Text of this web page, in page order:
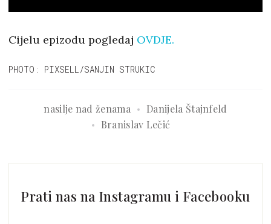
Cijelu epizodu pogledaj OVDJE.
PHOTO: PIXSELL/SANJIN STRUKIC
nasilje nad ženama
Danijela Štajnfeld
Branislav Lečić
Prati nas na Instagramu i Facebooku